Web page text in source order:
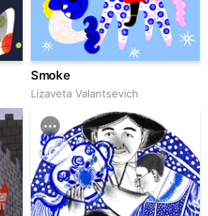
Smoke
Lizaveta Valantsevich